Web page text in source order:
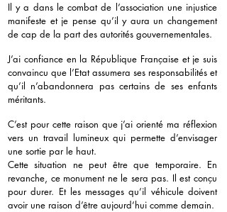
Il y a dans le combat de l’association une injustice
manifeste et je pense qu’il y aura un changement
de cap de la part des autorités gouvernementales.
J’ai confiance en la République Française et je suis
convaincu que l’Etat assumera ses responsabilités et
qu’il n’abandonnera pas certains de ses enfants
méritants.
C’est pour cette raison que j’ai orienté ma réflexion
vers un travail lumineux qui permette d’envisager
une sortie par le haut.
Cette situation ne peut être que temporaire. En
revanche, ce monument ne le sera pas. Il est conçu
pour durer. Et les messages qu’il véhicule doivent
avoir une raison d’être aujourd’hui comme demain.